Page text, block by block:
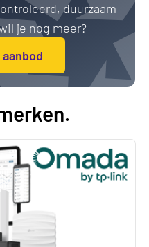
duurzaam
je nog meer?